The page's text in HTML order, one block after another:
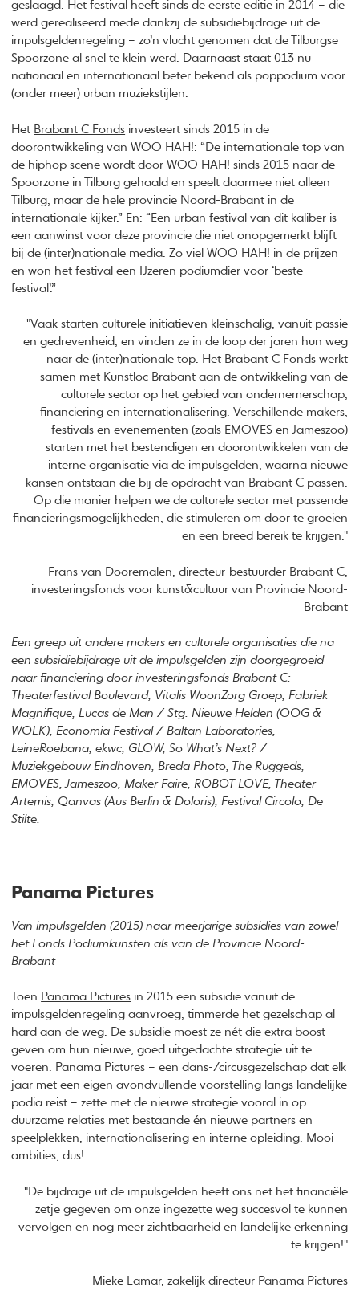
geslaagd. Het festival heeft sinds de eerste editie in 2014 – die
werd gerealiseerd mede dankzij de subsidiebijdrage uit de
impulsgeldenregeling – zo’n vlucht genomen dat de Tilburgse
Spoorzone al snel te klein werd. Daarnaast staat 013 nu
nationaal en internationaal beter bekend als poppodium voor
(onder meer) urban muziekstijlen.
Het Brabant C Fonds investeert sinds 2015 in de
doorontwikkeling van WOO HAH!: “De internationale top van
de hiphop scene wordt door WOO HAH! sinds 2015 naar de
Spoorzone in Tilburg gehaald en speelt daarmee niet alleen
Tilburg, maar de hele provincie Noord-Brabant in de
internationale kijker.” En: “Een urban festival van dit kaliber is
een aanwinst voor deze provincie die niet onopgemerkt blijft
bij de (inter)nationale media. Zo viel WOO HAH! in de prijzen
en won het festival een IJzeren podiumdier voor ‘beste
festival’.”
"Vaak starten culturele initiatieven kleinschalig, vanuit passie
en gedrevenheid, en vinden ze in de loop der jaren hun weg
naar de (inter)nationale top. Het Brabant C Fonds werkt
samen met Kunstloc Brabant aan de ontwikkeling van de
culturele sector op het gebied van ondernemerschap,
financiering en internationalisering. Verschillende makers,
festivals en evenementen (zoals EMOVES en Jameszoo)
starten met het bestendigen en doorontwikkelen van de
interne organisatie via de impulsgelden, waarna nieuwe
kansen ontstaan die bij de opdracht van Brabant C passen.
Op die manier helpen we de culturele sector met passende
financieringsmogelijkheden, die stimuleren om door te groeien
en een breed bereik te krijgen."
Frans van Dooremalen, directeur-bestuurder Brabant C,
investeringsfonds voor kunst&cultuur van Provincie Noord-
Brabant
Een greep uit andere makers en culturele organisaties die na
een subsidiebijdrage uit de impulsgelden zijn doorgegroeid
naar financiering door investeringsfonds Brabant C:
Theaterfestival Boulevard, Vitalis WoonZorg Groep, Fabriek
Magnifique, Lucas de Man / Stg. Nieuwe Helden (OOG &
WOLK), Economia Festival / Baltan Laboratories,
LeineRoebana, ekwc, GLOW, So What’s Next? /
Muziekgebouw Eindhoven, Breda Photo, The Ruggeds,
EMOVES, Jameszoo, Maker Faire, ROBOT LOVE, Theater
Artemis, Qanvas (Aus Berlin & Doloris), Festival Circolo, De
Stilte.
Panama Pictures
Van impulsgelden (2015) naar meerjarige subsidies van zowel
het Fonds Podiumkunsten als van de Provincie Noord-
Brabant
Toen Panama Pictures in 2015 een subsidie vanuit de
impulsgeldenregeling aanvroeg, timmerde het gezelschap al
hard aan de weg. De subsidie moest ze nét die extra boost
geven om hun nieuwe, goed uitgedachte strategie uit te
voeren. Panama Pictures – een dans-/circusgezelschap dat elk
jaar met een eigen avondvullende voorstelling langs landelijke
podia reist – zette met de nieuwe strategie vooral in op
duurzame relaties met bestaande én nieuwe partners en
speelplekken, internationalisering en interne opleiding. Mooi
ambities, dus!
"De bijdrage uit de impulsgelden heeft ons net het financiële
zetje gegeven om onze ingezette weg succesvol te kunnen
vervolgen en nog meer zichtbaarheid en landelijke erkenning
te krijgen!"
Mieke Lamar, zakelijk directeur Panama Pictures